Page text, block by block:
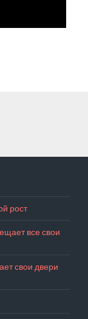
рост
все свои
свои двери